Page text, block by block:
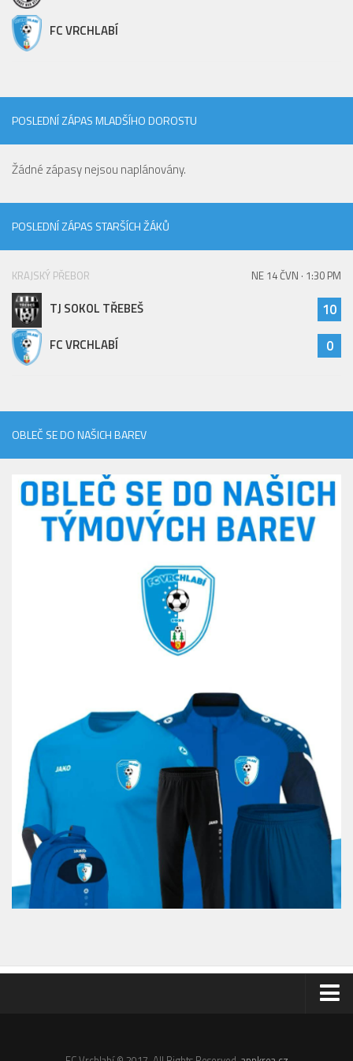
FC VRCHLABÍ
POSLEDNÍ ZÁPAS MLADŠÍHO DOROSTU
Žádné zápasy nejsou naplánovány.
POSLEDNÍ ZÁPAS STARŠÍCH ŽÁKŮ
KRAJSKÝ PŘEBOR NE 14 ČVN · 1:30 PM
TJ SOKOL TŘEBEŠ 10
FC VRCHLABÍ 0
OBLEČ SE DO NAŠICH BAREV